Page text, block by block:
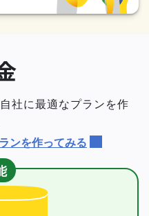
自社に最適なプランを作
ンを作ってみる